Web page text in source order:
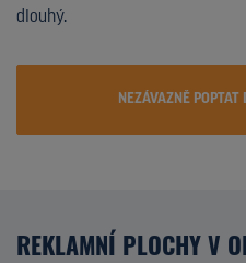
dlouhý.
NEZÁVAZNĚ POPTAT
REKLAMNÍ PLOCHY V